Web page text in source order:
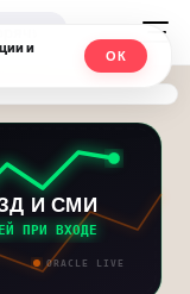
И СМИ
ПРИ ВХОДЕ
ORACLE LIVE
и
ОК